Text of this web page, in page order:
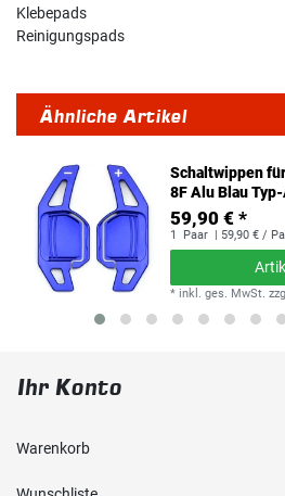
Klebepads
Reinigungspads
Ähnliche Artikel
Schaltwippen
8F Alu Blau
59,90 € *
1 Paar | 59,90 € /
* inkl. ges. MwSt.
Ihr Konto
Warenkorb